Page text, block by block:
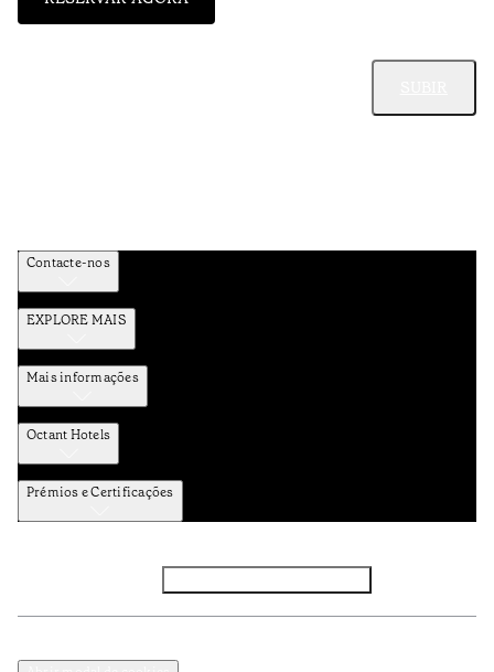
Contacte-nos
EXPLORE MAIS
Mais informações
Octant Hotels
Prémios e Certificações